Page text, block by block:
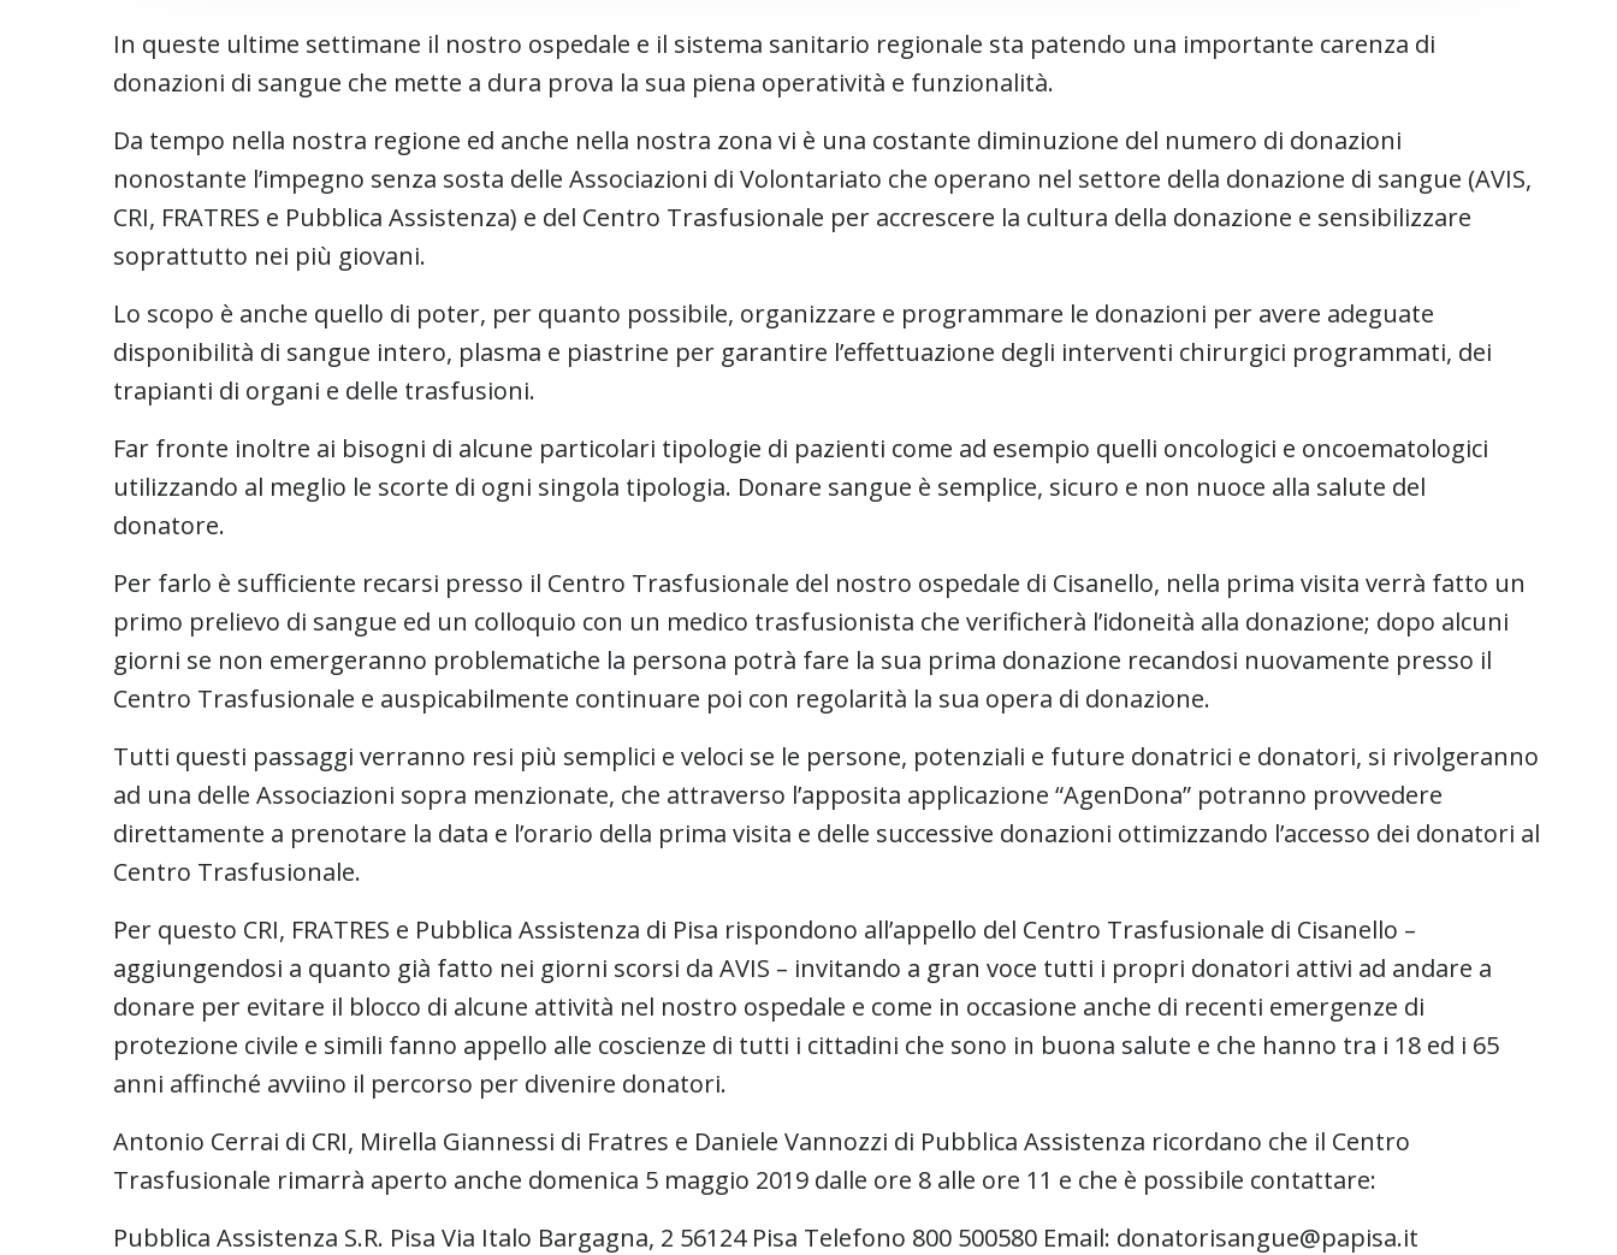
In queste ultime settimane il nostro ospedale e il sistema sanitario regionale sta patendo una importante carenza di
donazioni di sangue che mette a dura prova la sua piena operatività e funzionalità.
Da tempo nella nostra regione ed anche nella nostra zona vi è una costante diminuzione del numero di donazioni
nonostante l’impegno senza sosta delle Associazioni di Volontariato che operano nel settore della donazione di sangue (AVIS,
CRI, FRATRES e Pubblica Assistenza) e del Centro Trasfusionale per accrescere la cultura della donazione e sensibilizzare
soprattutto nei più giovani.
Lo scopo è anche quello di poter, per quanto possibile, organizzare e programmare le donazioni per avere adeguate
disponibilità di sangue intero, plasma e piastrine per garantire l’effettuazione degli interventi chirurgici programmati, dei
trapianti di organi e delle trasfusioni.
Far fronte inoltre ai bisogni di alcune particolari tipologie di pazienti come ad esempio quelli oncologici e oncoematologici
utilizzando al meglio le scorte di ogni singola tipologia. Donare sangue è semplice, sicuro e non nuoce alla salute del
donatore.
Per farlo è sufficiente recarsi presso il Centro Trasfusionale del nostro ospedale di Cisanello, nella prima visita verrà fatto un
primo prelievo di sangue ed un colloquio con un medico trasfusionista che verificherà l’idoneità alla donazione; dopo alcuni
giorni se non emergeranno problematiche la persona potrà fare la sua prima donazione recandosi nuovamente presso il
Centro Trasfusionale e auspicabilmente continuare poi con regolarità la sua opera di donazione.
Tutti questi passaggi verranno resi più semplici e veloci se le persone, potenziali e future donatrici e donatori, si rivolgeranno
ad una delle Associazioni sopra menzionate, che attraverso l’apposita applicazione “AgenDona” potranno provvedere
direttamente a prenotare la data e l’orario della prima visita e delle successive donazioni ottimizzando l’accesso dei donatori al
Centro Trasfusionale.
Per questo CRI, FRATRES e Pubblica Assistenza di Pisa rispondono all’appello del Centro Trasfusionale di Cisanello –
aggiungendosi a quanto già fatto nei giorni scorsi da AVIS – invitando a gran voce tutti i propri donatori attivi ad andare a
donare per evitare il blocco di alcune attività nel nostro ospedale e come in occasione anche di recenti emergenze di
protezione civile e simili fanno appello alle coscienze di tutti i cittadini che sono in buona salute e che hanno tra i 18 ed i 65
anni affinché avviino il percorso per divenire donatori.
Antonio Cerrai di CRI, Mirella Giannessi di Fratres e Daniele Vannozzi di Pubblica Assistenza ricordano che il Centro
Trasfusionale rimarrà aperto anche domenica 5 maggio 2019 dalle ore 8 alle ore 11 e che è possibile contattare:
Pubblica Assistenza S.R. Pisa Via Italo Bargagna, 2 56124 Pisa Telefono 800 500580 Email: donatorisangue@papisa.it